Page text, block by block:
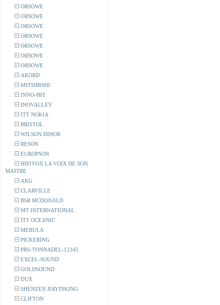
ORSOWE
ORSOWE
ORSOWE
ORSOWE
ORSOWE
ORSOWE
ORSOWE
AKORD
MITSIBISHI
INNO-HIT
INOVALLEY
ITT NOKIA
BRISTOL
WILSON DIHOR
RESON
EUROPSON
HIFIVOX LA VOIX DE SON
MAITRE
AKG
CLARVILLE
BSR MCDONALD
MT INTERNATIONAL
ITT OCEANIC
MERULA
PICKERING
PRS-TONNADEL-12345
EXCEL-SOUND
GOLDSOUND
DUX
SHENZEN JIAYINKING
CLIFTON